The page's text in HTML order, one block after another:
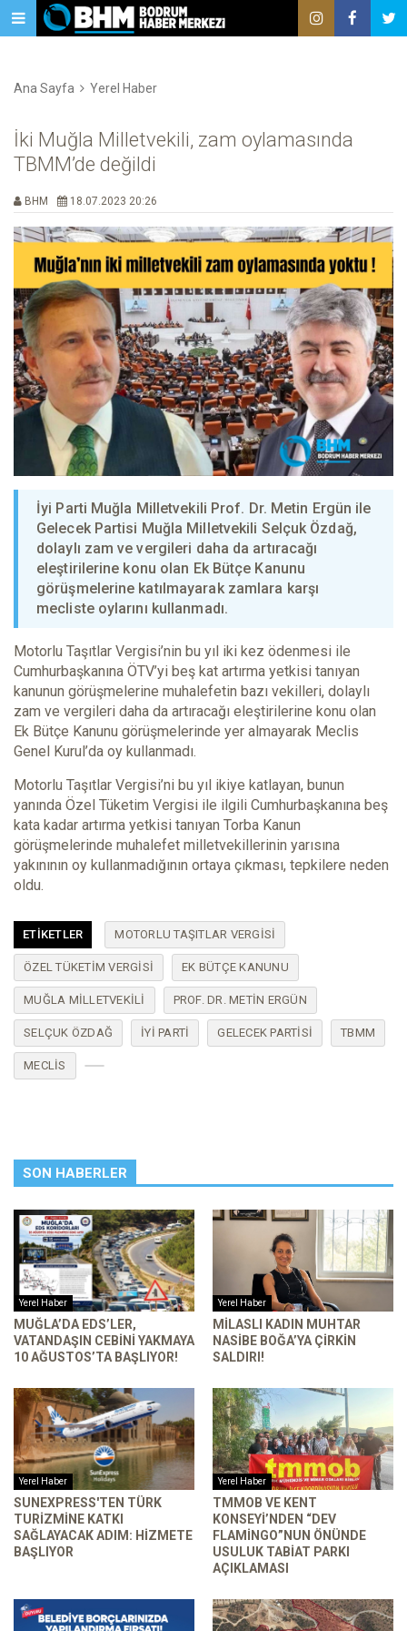
Ana Sayfa Yerel Haber
İki Muğla Milletvekili, zam oylamasında
TBMM’de değildi
BHM 18.07.2023 20:26
İyi Parti Muğla Milletvekili Prof. Dr. Metin Ergün ile
Gelecek Partisi Muğla Milletvekili Selçuk Özdağ,
dolaylı zam ve vergileri daha da artıracağı
eleştirilerine konu olan Ek Bütçe Kanunu
görüşmelerine katılmayarak zamlara karşı
mecliste oylarını kullanmadı.
Motorlu Taşıtlar Vergisi’nin bu yıl iki kez ödenmesi ile
Cumhurbaşkanına ÖTV’yi beş kat artırma yetkisi tanıyan
kanunun görüşmelerine muhalefetin bazı vekilleri, dolaylı
zam ve vergileri daha da artıracağı eleştirilerine konu olan
Ek Bütçe Kanunu görüşmelerinde yer almayarak Meclis
Genel Kurul’da oy kullanmadı.
Motorlu Taşıtlar Vergisi’ni bu yıl ikiye katlayan, bunun
yanında Özel Tüketim Vergisi ile ilgili Cumhurbaşkanına beş
kata kadar artırma yetkisi tanıyan Torba Kanun
görüşmelerinde muhalefet milletvekillerinin yarısına
yakınının oy kullanmadığının ortaya çıkması, tepkilere neden
oldu.
ETIKETLER MOTORLU TAŞITLAR VERGISI
ÖZEL TÜKETIM VERGISI EK BÜTÇE KANUNU
MUĞLA MILLETVEKILI PROF. DR. METIN ERGÜN
SELÇUK ÖZDAĞ IYI PARTI GELECEK PARTISI TBMM
MECLIS
SON HABERLER
Yerel Haber
MUĞLA’DA EDS’LER,
VATANDAŞIN CEBINI YAKMAYA
10 AĞUSTOS’TA BAŞLIYOR!
Yerel Haber
MILASLI KADIN MUHTAR
NASIBE BOĞA’YA ÇIRKIN
SALDIRI!
Yerel Haber
SUNEXPRESS'TEN TÜRK
TURIZMINE KATKI
SAĞLAYACAK ADIM: HIZMETE
BAŞLIYOR
Yerel Haber
TMMOB VE KENT
KONSEYI’NDEN “DEV
FLAMINGO”NUN ÖNÜNDE
USULUK TABIAT PARKI
AÇIKLAMASI